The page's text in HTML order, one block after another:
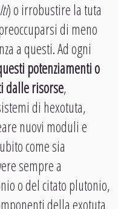
) o irrobustire la tuta
di meno
a questi. Ad ogni
potenziamenti o
dalle risorse,
di hexotuta,
nuovi moduli e
come sia
sempre a
o del citato plutonio,
della exotuta